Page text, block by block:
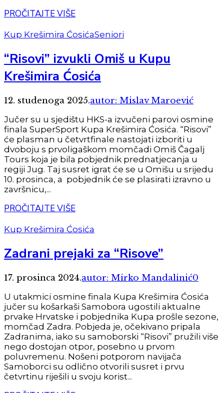
PROČITAJTE VIŠE
Kup Krešimira ĆosićaSeniori
“Risovi” izvukli Omiš u Kupu
Krešimira Ćosića
12. studenoga 2025.autor: Mislav Maroević
Jučer su u sjedištu HKS-a izvučeni parovi osmine
finala SuperSport Kupa Krešimira Ćosića. “Risovi”
će plasman u četvrtfinale nastojati izboriti u
dvoboju s prvoligaškom momčadi Omiš Čagalj
Tours koja je bila pobjednik prednatjecanja u
regiji Jug. Taj susret igrat će se u Omišu u srijedu
10. prosinca, a pobjednik će se plasirati izravno u
završnicu,...
PROČITAJTE VIŠE
Kup Krešimira Ćosića
Zadrani prejaki za “Risove”
17. prosinca 2024.autor: Mirko Mandalinić0
U utakmici osmine finala Kupa Krešimira Ćosića
jučer su košarkaši Samobora ugostili aktualne
prvake Hrvatske i pobjednika Kupa prošle sezone,
momčad Zadra. Pobjeda je, očekivano pripala
Zadranima, iako su samoborski “Risovi” pružili više
nego dostojan otpor, posebno u prvom
poluvremenu. Nošeni potporom navijača
Samoborci su odlično otvorili susret i prvu
četvrtinu riješili u svoju korist...